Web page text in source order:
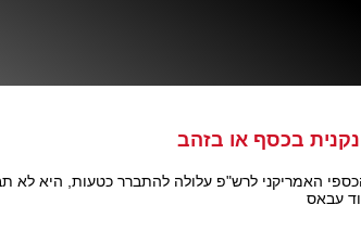
נקנית בכסף או בזהב
האמריקני לרש"פ עלולה להתברר כטעות, היא לא
עבאס